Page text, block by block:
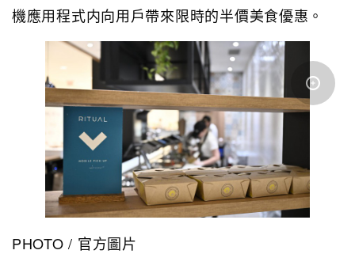
機應用程式内向用戶帶來限時的半價美食優惠。
PHOTO / 官方圖片